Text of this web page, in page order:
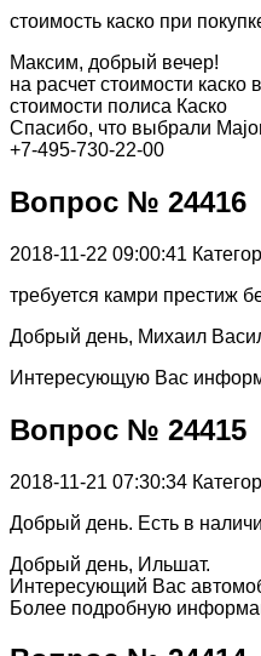
стоимость каско при
Максим, добрый вечер!
на расчет стоимости
стоимости полиса Каско
Спасибо, что выбрали
+7-495-730-22-00
Вопрос № 24416
2018-11-22 09:00:41
требуется камри престиж
Добрый день, Михаил
Интересующую Вас
Вопрос № 24415
2018-11-21 07:30:34
Добрый день. Есть в
Добрый день, Ильшат.
Интересующий Вас
Более подробную